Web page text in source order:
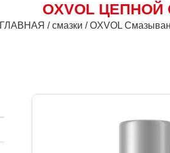
OXVOL
ГЛАВНАЯ / смазки / OXVOL